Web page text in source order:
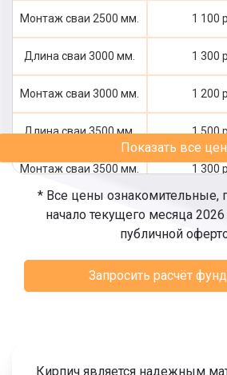
Монтаж сваи 2500 мм.
1 100
Длина сваи 3000 мм.
1 300
Монтаж сваи 3000 мм.
1 200
Длина сваи 3500 мм.
1 500
Монтаж сваи 3500 мм.
1 300
Длина сваи 4000 мм.
Монтаж сваи 4000 мм.
1 400
Длина сваи 4500 мм.
1 800
Показать все
* Все цены ознакомительные,
начало текущего месяца
публичной
Запросить расчёт
Кирпич является надежным